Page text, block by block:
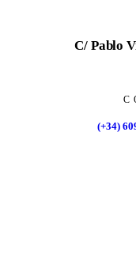
C/ Pablo
(+34)